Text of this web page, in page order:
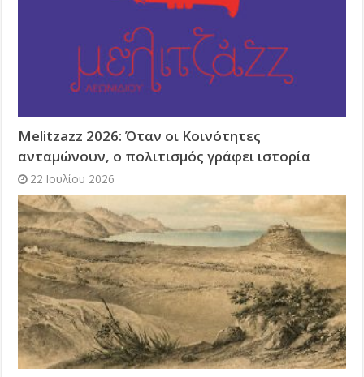
Melitzazz 2026: Όταν οι Κοινότητες
ανταμώνουν, ο πολιτισμός γράφει ιστορία
22 Ιουλίου 2026